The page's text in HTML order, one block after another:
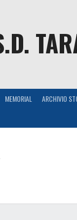
MEMORIAL ARCHIVIO